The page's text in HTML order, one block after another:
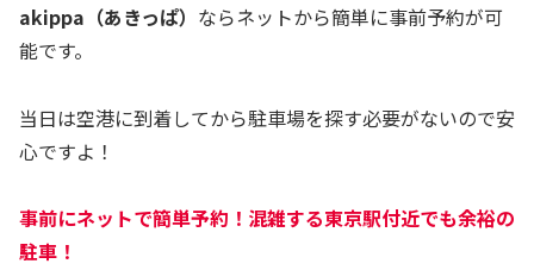
akippa（あきっぱ） ならネットから簡単に事前予約が可
能です。
当日は空港に到着してから駐車場を探す必要がないので安
心ですよ！
事前にネットで簡単予約！混雑する東京駅付近でも余裕の
駐車！